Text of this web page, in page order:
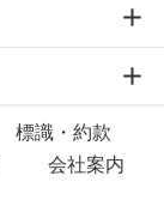
標識・約款
会社案内